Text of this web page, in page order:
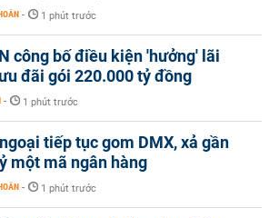
- 1 phút trước
công bố điều kiện 'hưởng' lãi
đãi gói 220.000 tỷ đồng
- 1 phút trước
tiếp tục gom DMX, xả gần
một mã ngân hàng
- 1 phút trước